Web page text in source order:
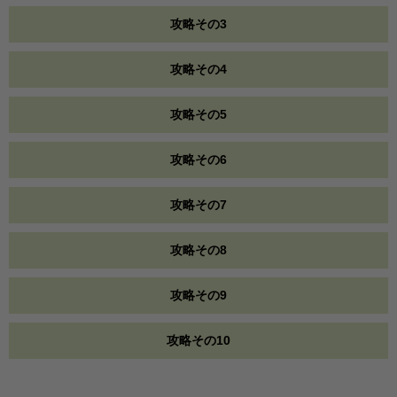
攻略その3
攻略その4
攻略その5
攻略その6
攻略その7
攻略その8
攻略その9
攻略その10